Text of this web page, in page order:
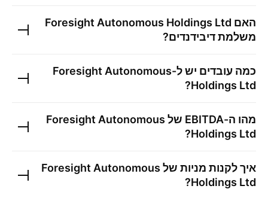
האם Foresight Autonomous Holdings Ltd
משלמת דיבידנדים?
כמה עובדים יש ל-Foresight Autonomous
Holdings Ltd
?
מהו ה-EBITDA של
Foresight Autonomous
Holdings Ltd
?
איך לקנות מניות של Foresight Autonomous
Holdings Ltd
?